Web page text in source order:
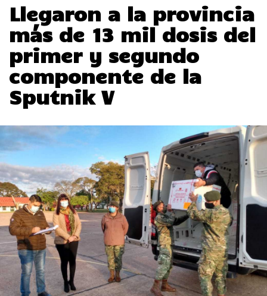
Llegaron a la provincia
más de 13 mil dosis del
primer y segundo
componente de la
Sputnik V